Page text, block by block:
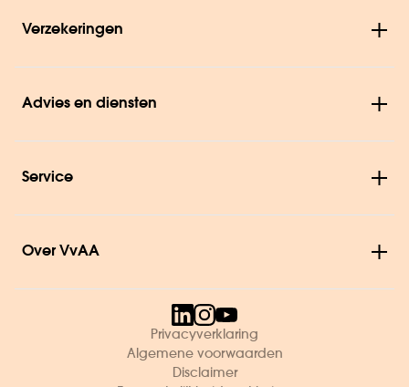
Verzekeringen
Advies en diensten
Service
Over VvAA
Privacyverklaring
Algemene voorwaarden
Disclaimer